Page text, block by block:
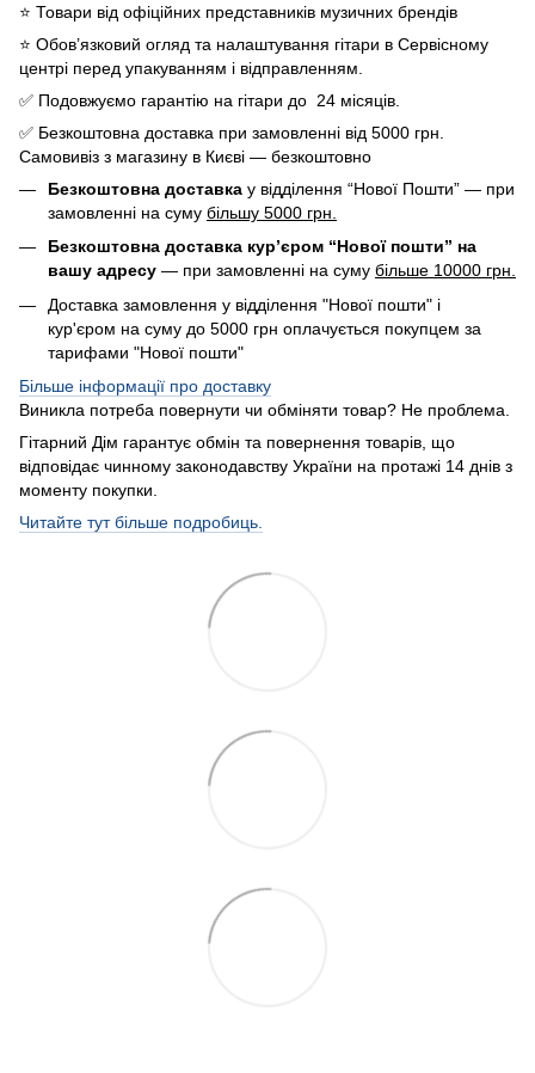
⭐️ Товари від офіційних представників музичних брендів
⭐️ Обов’язковий огляд та налаштування гітари в Сервісному
центрі перед упакуванням і відправленням.
✅ Подовжуємо гарантію на гітари до 24 місяців.
✅ Безкоштовна доставка при замовленні від 5000 грн.
Самовивіз з магазину в Києві — безкоштовно
Безкоштовна доставка у відділення “Нової Пошти” — при
замовленні на суму більшу 5000 грн.
Безкоштовна доставка кур’єром “Нової пошти” на
вашу адресу — при замовленні на суму більше 10000 грн.
Доставка замовлення у відділення "Нової пошти" і
кур'єром на суму до 5000 грн оплачується покупцем за
тарифами "Нової пошти"
Більше інформації про доставку
Виникла потреба повернути чи обміняти товар? Не проблема.
Гітарний Дім гарантує обмін та повернення товарів, що
відповідає чинному законодавству України на протажі 14 днів з
моменту покупки.
Читайте тут більше подробиць.